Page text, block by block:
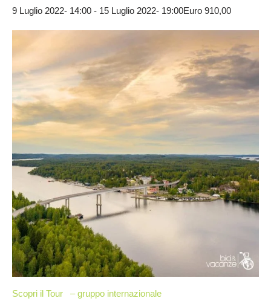
9 Luglio 2022- 14:00 - 15 Luglio 2022- 19:00Euro 910,00
Scopri il Tour – gruppo internazionale